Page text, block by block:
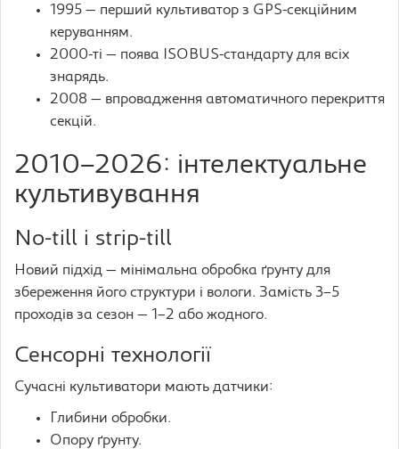
1995 — перший культиватор з GPS-секційним
керуванням.
2000-ті — поява ISOBUS-стандарту для всіх
знарядь.
2008 — впровадження автоматичного перекриття
секцій.
2010–2026: інтелектуальне
культивування
No-till і strip-till
Новий підхід — мінімальна обробка ґрунту для
збереження його структури і вологи. Замість 3–5
проходів за сезон — 1–2 або жодного.
Сенсорні технології
Сучасні культиватори мають датчики:
Глибини обробки.
Опору ґрунту.